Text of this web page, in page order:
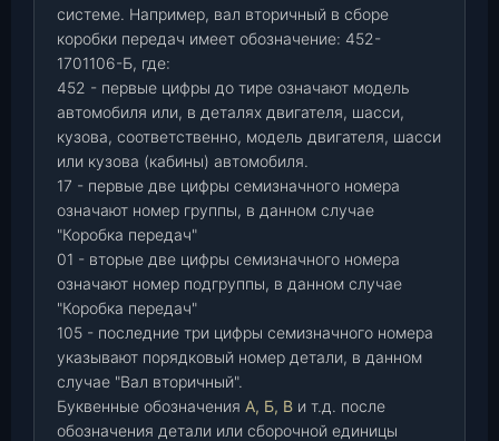
системе. Например, вал вторичный в сборе
коробки передач имеет обозначение: 452-
1701106-Б, где:
452 - первые цифры до тире означают модель
автомобиля или, в деталях двигателя, шасси,
кузова, соответственно, модель двигателя, шасси
или кузова (кабины) автомобиля.
17 - первые две цифры семизначного номера
означают номер группы, в данном случае
"Коробка передач"
01 - вторые две цифры семизначного номера
означают номер подгруппы, в данном случае
"Коробка передач"
105 - последние три цифры семизначного номера
указывают порядковый номер детали, в данном
случае "Вал вторичный".
Буквенные обозначения А, Б, В и т.д. после
обозначения детали или сборочной единицы